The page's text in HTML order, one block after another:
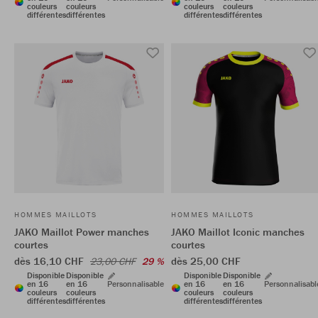
couleurs
différentes
couleurs
différentes
couleurs
différentes
couleurs
différentes
HOMMES MAILLOTS
JAKO Maillot Power manches
courtes
dès 16,10 CHF 23,00 CHF 29 %
Disponible
en 16
couleurs
différentes
Disponible
en 16
couleurs
différentes
Personnalisable
HOMMES MAILLOTS
JAKO Maillot Iconic manches
courtes
dès 25,00 CHF
Disponible
en 16
couleurs
différentes
Disponible
en 16
couleurs
différentes